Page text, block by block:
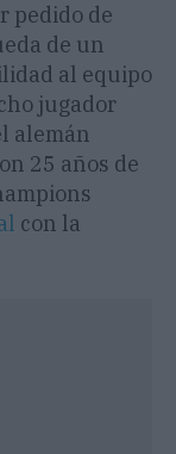
pedido de
de un
al equipo
jugador
alemán
25 años de
con la